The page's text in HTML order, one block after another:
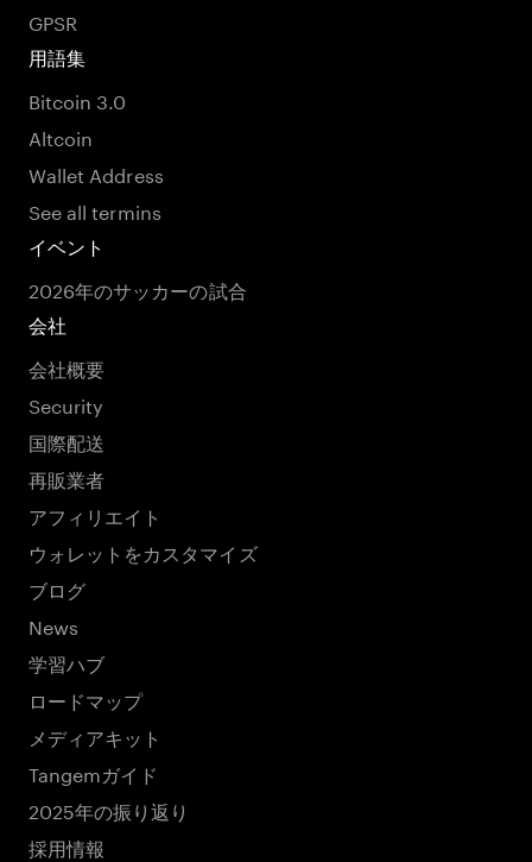
GPSR
用語集
Bitcoin 3.0
Altcoin
Wallet Address
See all termins
イベント
2026年のサッカーの試合
会社
会社概要
Security
国際配送
再販業者
アフィリエイト
ウォレットをカスタマイズ
ブログ
News
学習ハブ
ロードマップ
メディアキット
Tangemガイド
2025年の振り返り
採用情報